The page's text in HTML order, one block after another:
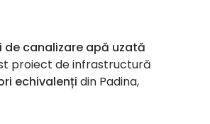
de canalizare apă uzată
proiect de infrastructură
echivalenți din Padina,